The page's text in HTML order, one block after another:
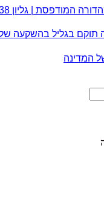
המודפסת | גליון 938
תוקם בגליל בהשקעה
המדינה